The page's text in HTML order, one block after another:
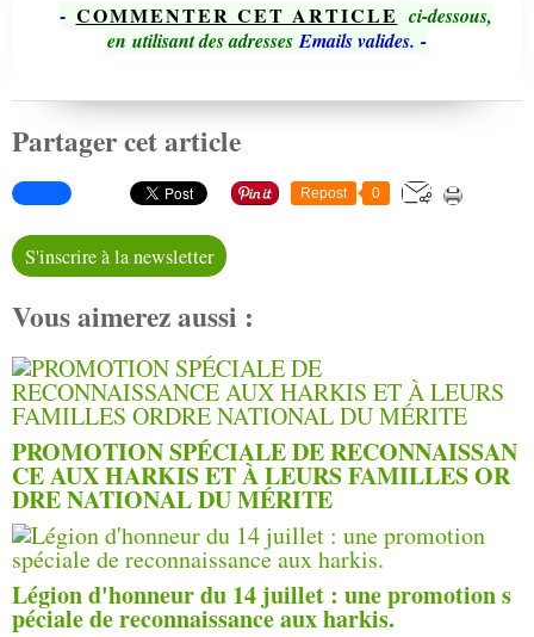
- COMMENTER CET ARTICLE ci-dessous,
en utilisant des adressesEmails valides. -
Partager cet article
Repost 0
S'inscrire à la newsletter
Vous aimerez aussi :
PROMOTION SPÉCIALE DE RECONNAISSAN
CE AUX HARKIS ET À LEURS FAMILLES OR
DRE NATIONAL DU MÉRITE
Légion d'honneur du 14 juillet : une promotion s
péciale de reconnaissance aux harkis.